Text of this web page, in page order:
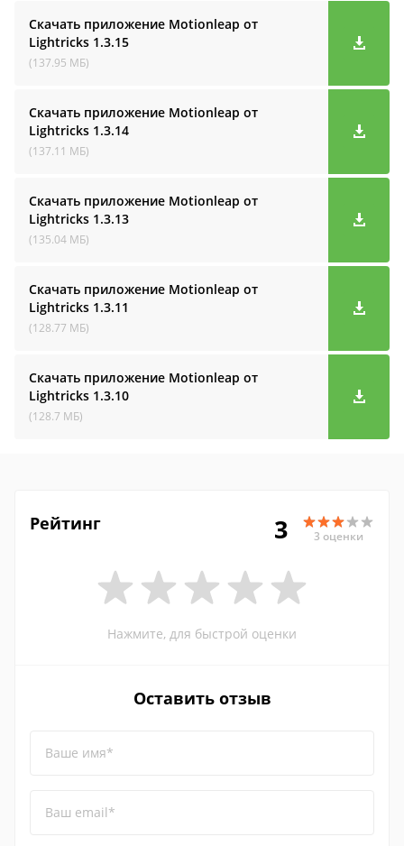
Скачать приложение Motionleap от
Lightricks 1.3.15
(137.95 МБ)
Скачать приложение Motionleap от
Lightricks 1.3.14
(137.11 МБ)
Скачать приложение Motionleap от
Lightricks 1.3.13
(135.04 МБ)
Скачать приложение Motionleap от
Lightricks 1.3.11
(128.77 МБ)
Скачать приложение Motionleap от
Lightricks 1.3.10
(128.7 МБ)
Рейтинг 3 3 оценки
Нажмите, для быстрой оценки
Оставить отзыв
Ваше имя*
Ваш email*